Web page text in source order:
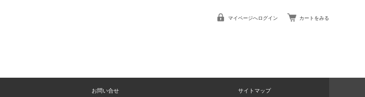
マイページへログイン カートをみる
お問い合せ サイトマップ